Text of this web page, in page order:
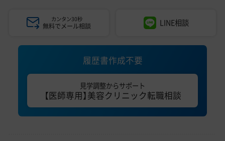
カンタン30秒
無料でメール相談 LINE相談
履歴書作成不要
見学調整からサポート
【医師専用】美容クリニック転職相談